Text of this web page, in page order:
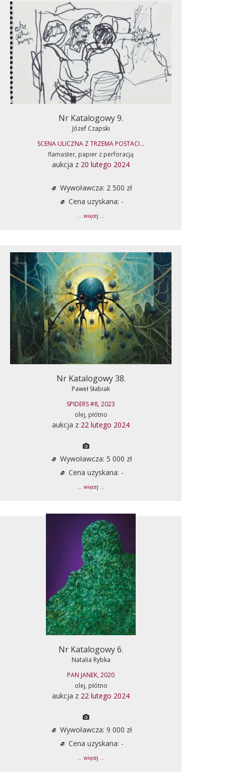
Nr Katalogowy 9.
Józef Czapski
SCENA ULICZNA Z TRZEMA POSTACI...
flamaster, papier z perforacją
aukcja z 20 lutego 2024
Wywoławcza: 2 500 zł
Cena uzyskana: -
... więcej ...
Nr Katalogowy 38.
Paweł Słabiak
SPIDERS #8, 2023
olej, płótno
aukcja z 22 lutego 2024
Wywoławcza: 5 000 zł
Cena uzyskana: -
... więcej ...
Nr Katalogowy 6.
Natalia Rybka
PAN JANEK, 2020
olej, płótno
aukcja z 22 lutego 2024
Wywoławcza: 9 000 zł
Cena uzyskana: -
... więcej ...